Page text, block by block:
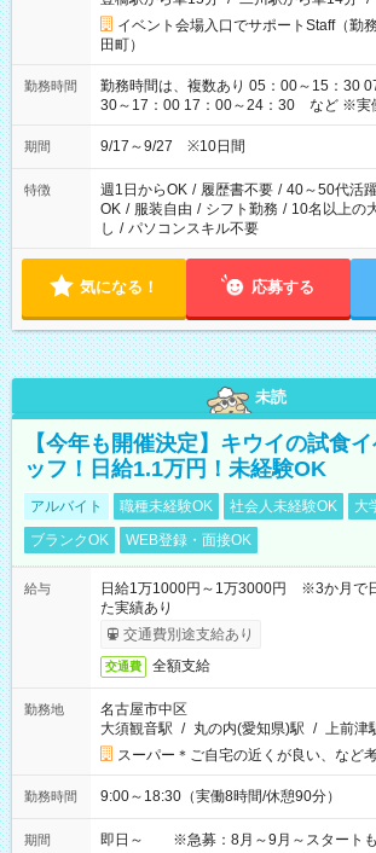
イベント会場入口でサポートStaff（勤
田町）
勤務時間
勤務時間は、複数あり 05：00～15：30
30～17：00 17：00～24：30 など ※実
務もあります。 【休憩】60分+他休憩あり 交替で取得します。
安全面に配慮しこまめな休憩があります。
期間 9/17～9/27 ※10日間
特徴 週1日からOK / 履歴書不要 / 40～50代活
OK / 服装自由 / シフト勤務 / 10名以上の
し / パソコンスキル不要
気になる！ 応募する
未読
【今年も開催決定】キウイの試食
ッフ！日給1.1万円！未経験OK
アルバイト 職種未経験OK 社会人未経験OK
大
ブランクOK
WEB登録・面接OK
給与
日給1万1000円～1万3000円 ※3か月で
た実績あり
交通費別途支給あり
交通費 全額支給
勤務地
名古屋市中区
大須観音駅 / 丸の内(愛知県)駅 / 上前津
スーパー＊ご自宅の近くが良い、など
勤務時間 9:00～18:30（実働8時間/休憩90分）
期間 即日～ ※急募：8月～9月～スタートも